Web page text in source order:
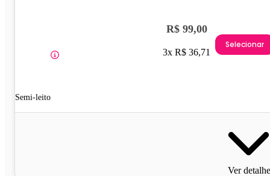
Semi-leito
R$ 99,00
3x R$ 36,71
Selecionar
Ver